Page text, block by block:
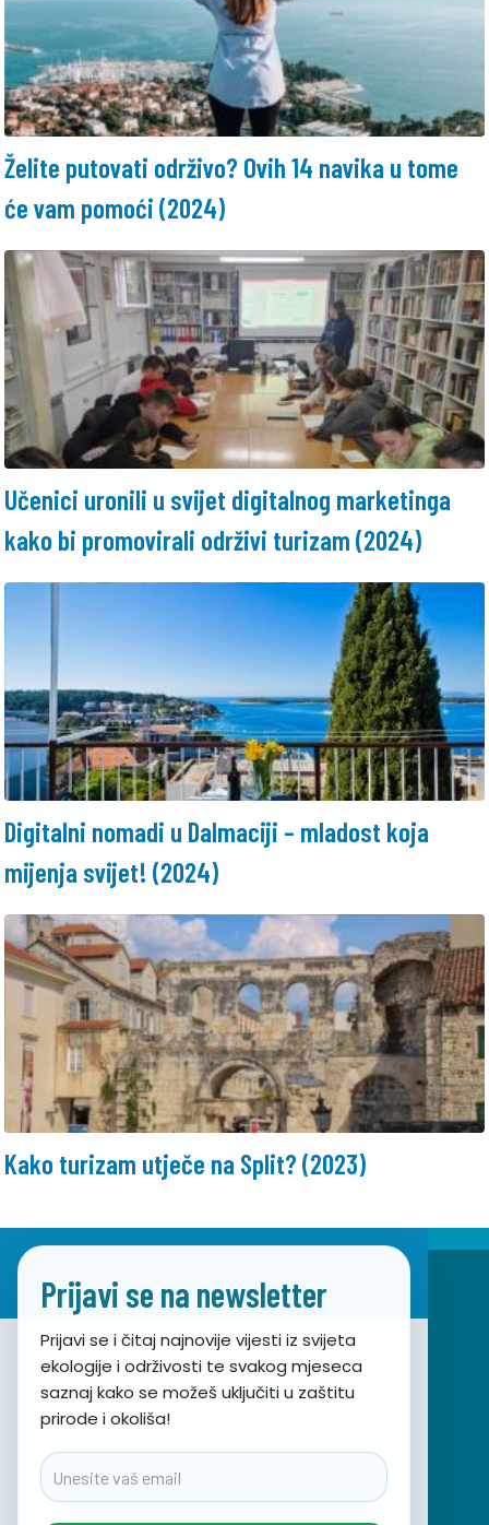
Želite putovati održivo? Ovih 14 navika u tome
će vam pomoći (2024)
Učenici uronili u svijet digitalnog marketinga
kako bi promovirali održivi turizam (2024)
Digitalni nomadi u Dalmaciji – mladost koja
mijenja svijet! (2024)
Kako turizam utječe na Split? (2023)
Prijavi se na newsletter
Prijavi se i čitaj najnovije vijesti iz svijeta
ekologije i održivosti te svakog mjeseca
saznaj kako se možeš uključiti u zaštitu
prirode i okoliša!
Email
Udruga za prirodu, okoliš i održivi razvoj Sunce
Obala hrvatskog narodnog preporoda 7
21000 Split, Hrvatska
email:info@sunce-st.org
Tel: +385.21.360779